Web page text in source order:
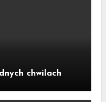
chwilach